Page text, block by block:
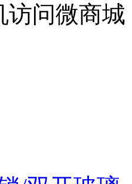
访问微商城